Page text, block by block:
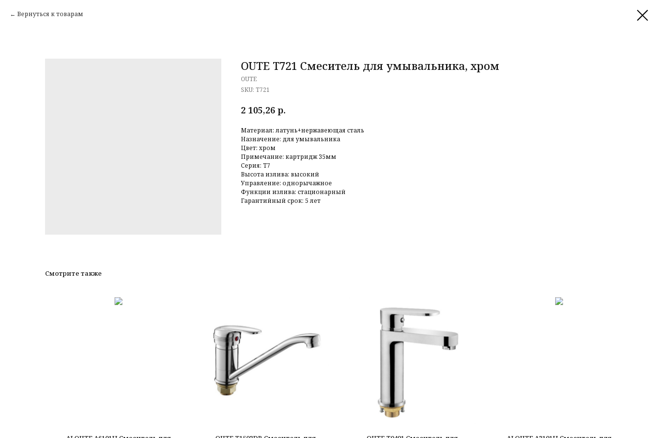
Вернуться к товарам
OUTE T721 Смеситель для умывальника, хром
OUTE
SKU: T721
2 105,26 р.
Материал: латунь+нержавеющая сталь
Назначение: для умывальника
Цвет: хром
Примечание: картридж 35мм
Серия: T7
Высота излива: высокий
Управление: однорычажное
Функции излива: стационарный
Гарантийный срок: 5 лет
Смотрите также